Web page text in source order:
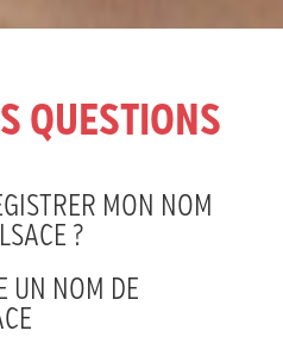
QUESTIONS
MON NOM
?
UN NOM DE